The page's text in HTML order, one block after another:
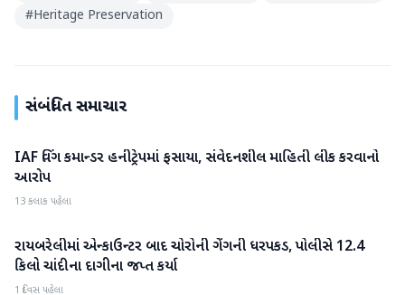
#Heritage Preservation
સંબંધિત સમાચાર
રાષ્ટ્રીય
IAF વિંગ કમાન્ડર હનીટ્રેપમાં ફસાયા, સંવેદનશીલ માહિતી લીક કરવાનો
આરોપ
13 કલાક પહેલા
રાષ્ટ્રીય
રાયબરેલીમાં એન્કાઉન્ટર બાદ ચોરોની ગેંગની ધરપકડ, પોલીસે 12.4
કિલો ચાંદીના દાગીના જપ્ત કર્યા
1 દિવસ પહેલા